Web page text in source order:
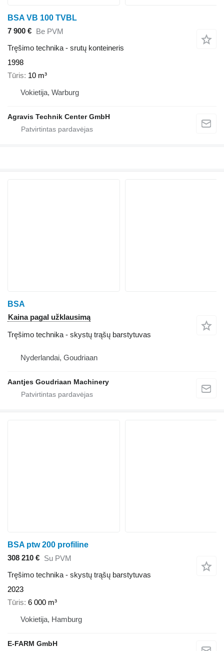
BSA VB 100 TVBL
7 900 € Be PVM
Tręšimo technika - srutų konteineris
1998
Tūris 10 m³
Vokietija, Warburg
Agravis Technik Center GmbH
BSA
Kaina pagal užklausimą
Tręšimo technika - skystų trąšų barstytuvas
Nyderlandai, Goudriaan
Aantjes Goudriaan Machinery
BSA ptw 200 profiline
308 210 € Su PVM
Tręšimo technika - skystų trąšų barstytuvas
2023
Tūris 6 000 m³
Vokietija, Hamburg
E-FARM GmbH